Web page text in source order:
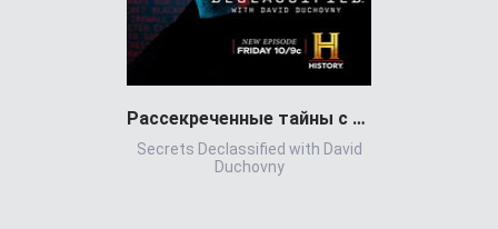
Рассекреченные тайны с Дэвидом Духовны
Secrets Declassified with David
Duchovny